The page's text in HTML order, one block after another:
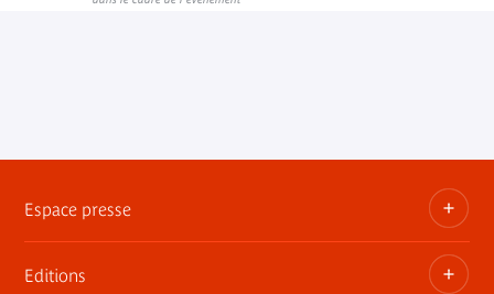
Espace presse
Dossiers, communiqués, bandes annonces
Editions